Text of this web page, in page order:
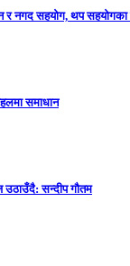
र नगद सहयोग, थप
समाधान
सन्दीप गौतम